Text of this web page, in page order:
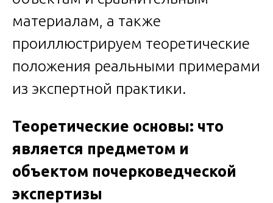
материалам, а также
проиллюстрируем теоретические
положения реальными примерами
из экспертной практики.
Теоретические основы: что
является предметом и
объектом почерковедческой
экспертизы